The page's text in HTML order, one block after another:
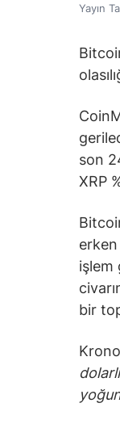
Yayın
son
XRP
işlem
bir